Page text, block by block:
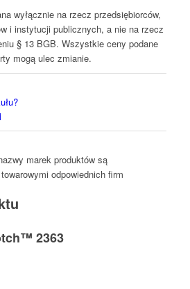
wyłącznie na rzecz przedsiębiorców,
i instytucji publicznych, a nie na rzecz
§ 13 BGB. Wszystkie ceny podane
mogą ulec zmianie.
marek produktów są
odpowiednich firm
2363